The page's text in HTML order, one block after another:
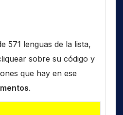
571 lenguas de la lista,
sobre su código y
que hay en ese
.